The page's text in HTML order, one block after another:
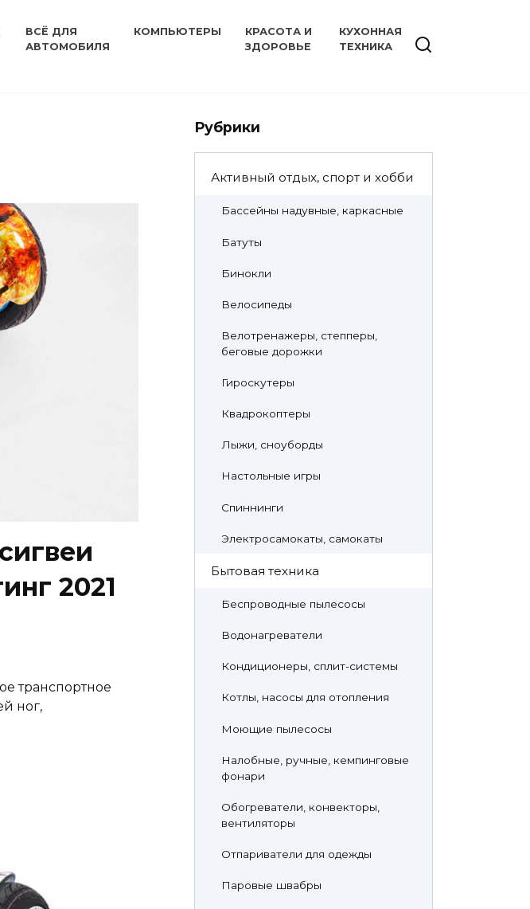
ВСЁ ДЛЯ
АВТОМОБИЛЯ
КОМПЬЮТЕРЫ
КРАСОТА И
ЗДОРОВЬЕ
КУХОННАЯ
ТЕХНИКА
2021
транспортное
ног,
Рубрики
Активный отдых, спорт и хобби
Бассейны надувные, каркасные
Батуты
Бинокли
Велосипеды
Велотренажеры, степперы,
беговые дорожки
Гироскутеры
Квадрокоптеры
Лыжи, сноуборды
Настольные игры
Спиннинги
Электросамокаты, самокаты
Бытовая техника
Беспроводные пылесосы
Водонагреватели
Кондиционеры, сплит-системы
Котлы, насосы для отопления
Моющие пылесосы
Налобные, ручные, кемпинговые
фонари
Обогреватели, конвекторы,
вентиляторы
Отпариватели для одежды
Паровые швабры